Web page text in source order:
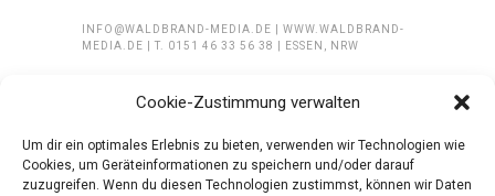
Cookie-Zustimmung verwalten
Um dir ein optimales Erlebnis zu bieten, verwenden wir Technologien wie
Cookies, um Geräteinformationen zu speichern und/oder darauf
zuzugreifen. Wenn du diesen Technologien zustimmst, können wir Daten
INFO@WALDBRAND-MEDIA.DE | WWW.WALDBRAND-
MEDIA.DE | T. 0151 46 33 56 38 | ESSEN, NRW